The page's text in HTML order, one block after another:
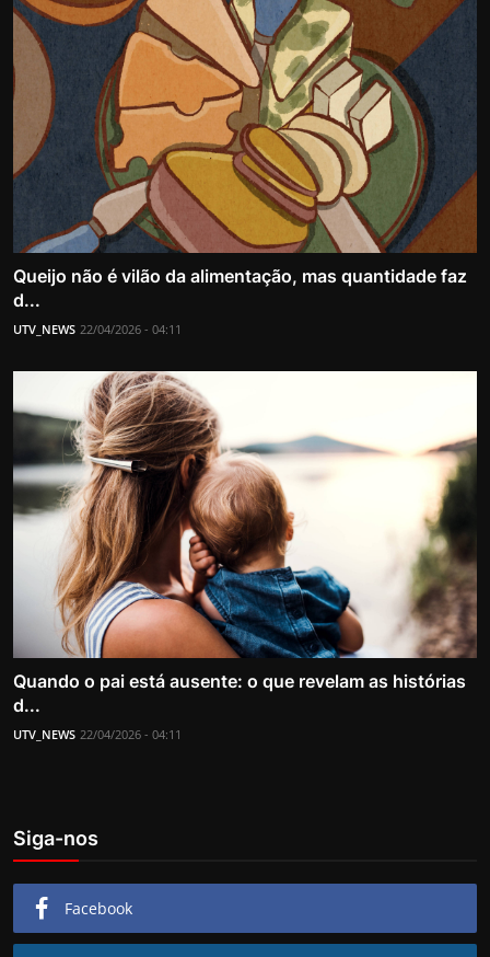
Queijo não é vilão da alimentação, mas quantidade faz
d...
UTV_NEWS 22/04/2026 - 04:11
Quando o pai está ausente: o que revelam as histórias
d...
UTV_NEWS 22/04/2026 - 04:11
Siga-nos
Facebook